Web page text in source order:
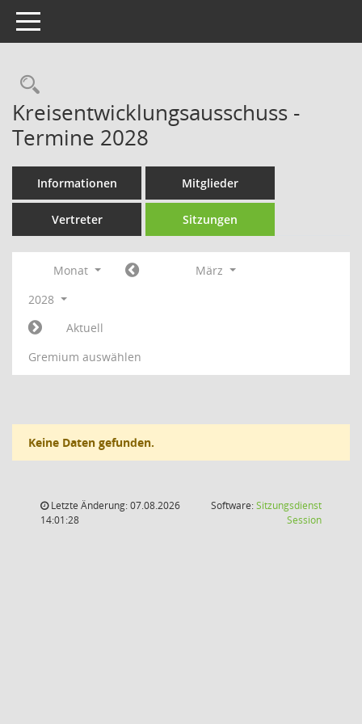
Toggle navigation
Rechercheauswahl
Kreisentwicklungsausschuss -
Termine 2028
Informationen Mitglieder
Vertreter Sitzungen
Monat
März
2028
Aktuell
Gremium auswählen
Keine Daten gefunden.
Letzte Änderung: 07.08.2026
14:01:28
Software:Sitzungsdienst
Session(Wird in